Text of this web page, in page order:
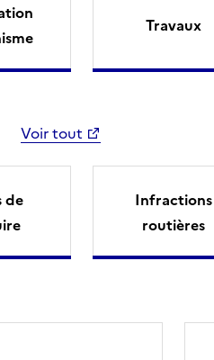
Travaux
Voir tout
de
Infractions
routières